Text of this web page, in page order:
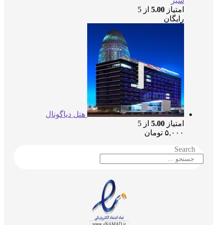
5.00از 5
هتل دیاگونال
5.00از 5
تومان